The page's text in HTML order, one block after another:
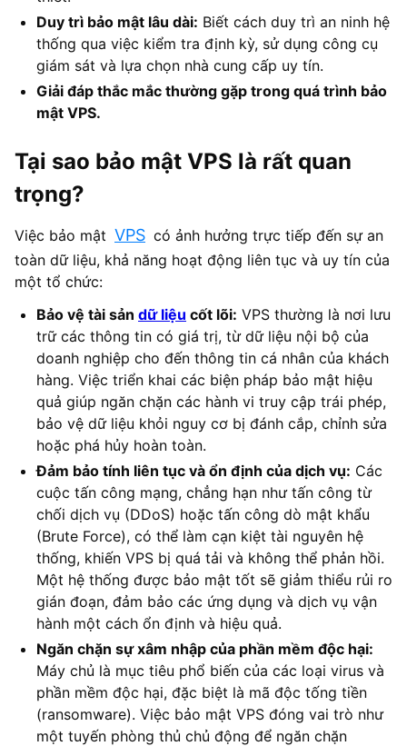
Duy trì bảo mật lâu dài: Biết cách duy trì an ninh hệ
thống qua việc kiểm tra định kỳ, sử dụng công cụ
giám sát và lựa chọn nhà cung cấp uy tín.
Giải đáp thắc mắc thường gặp trong quá trình bảo
mật VPS.
Tại sao bảo mật VPS là rất quan
trọng?
Việc bảo mật VPS có ảnh hưởng trực tiếp đến sự an
toàn dữ liệu, khả năng hoạt động liên tục và uy tín của
một tổ chức:
Bảo vệ tài sản dữ liệu cốt lõi: VPS thường là nơi lưu
trữ các thông tin có giá trị, từ dữ liệu nội bộ của
doanh nghiệp cho đến thông tin cá nhân của khách
hàng. Việc triển khai các biện pháp bảo mật hiệu
quả giúp ngăn chặn các hành vi truy cập trái phép,
bảo vệ dữ liệu khỏi nguy cơ bị đánh cắp, chỉnh sửa
hoặc phá hủy hoàn toàn.
Đảm bảo tính liên tục và ổn định của dịch vụ: Các
cuộc tấn công mạng, chẳng hạn như tấn công từ
chối dịch vụ (DDoS) hoặc tấn công dò mật khẩu
(Brute Force), có thể làm cạn kiệt tài nguyên hệ
thống, khiến VPS bị quá tải và không thể phản hồi.
Một hệ thống được bảo mật tốt sẽ giảm thiểu rủi ro
gián đoạn, đảm bảo các ứng dụng và dịch vụ vận
hành một cách ổn định và hiệu quả.
Ngăn chặn sự xâm nhập của phần mềm độc hại:
Máy chủ là mục tiêu phổ biến của các loại virus và
phần mềm độc hại, đặc biệt là mã độc tống tiền
(ransomware). Việc bảo mật VPS đóng vai trò như
một tuyến phòng thủ chủ động để ngăn chặn